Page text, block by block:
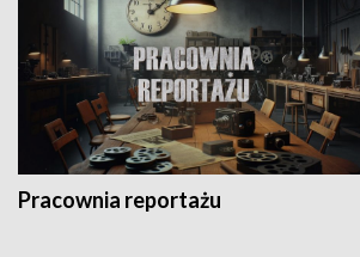
Pracownia reportażu